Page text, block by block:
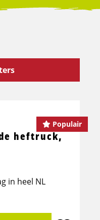
Populair
heftruck,
in heel NL